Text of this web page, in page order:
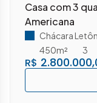
Casa com 3
Americana
R$
Chácara
3
450m²